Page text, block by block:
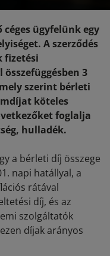
céges ügyfelünk egy
A szerződés
fizetési
3
szerint bérleti
köteles
foglalja
hulladék.
a bérleti díj összege
napi hatállyal, a
rátával
díj, és az
szolgáltatók
díjak arányos